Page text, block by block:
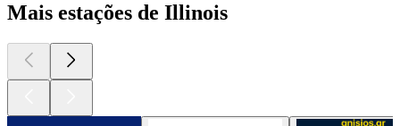
Mais estações de Illinois